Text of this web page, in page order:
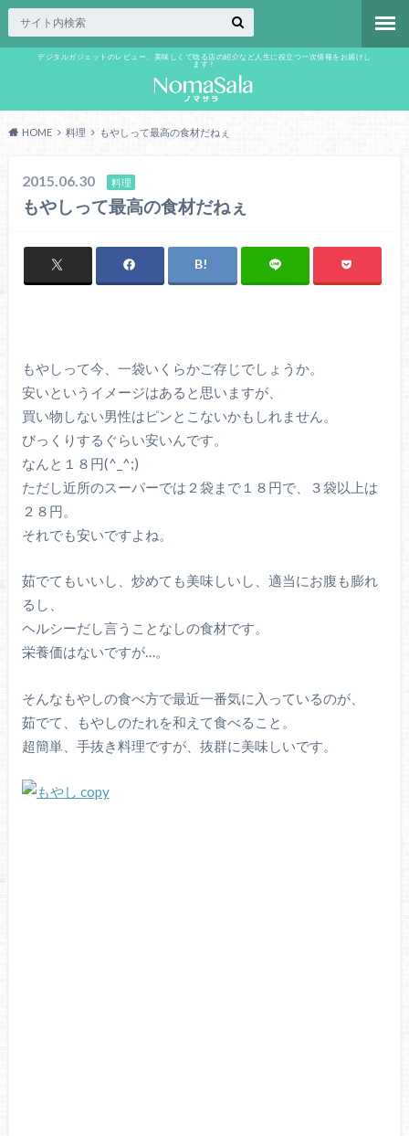
デジタルガジェットのレビュー、美味しくて唸る店の紹介など人生に役立つ一次情報をお届けし
ます！
HOME 料理 もやしって最高の食材だねぇ
2015.06.30 料理
もやしって最高の食材だねぇ
もやしって今、一袋いくらかご存じでしょうか。
安いというイメージはあると思いますが、
買い物しない男性はピンとこないかもしれません。
びっくりするぐらい安いんです。
なんと１８円(^_^;)
ただし近所のスーパーでは２袋まで１８円で、３袋以上は
２８円。
それでも安いですよね。
茹でてもいいし、炒めても美味しいし、適当にお腹も膨れ
るし、
ヘルシーだし言うことなしの食材です。
栄養価はないですが…。
そんなもやしの食べ方で最近一番気に入っているのが、
茹でて、もやしのたれを和えて食べること。
超簡単、手抜き料理ですが、抜群に美味しいです。